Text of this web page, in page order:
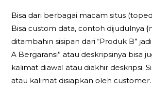
Bisa dari berbagai macam situs
Bisa custom data, contoh dijudulnya
ditambahin sisipan dari “Produk B”
A Bergaransi” atau deskripsinya bisa
kalimat diawal atau diakhir deskripsi.
atau kalimat disiapkan oleh customer.